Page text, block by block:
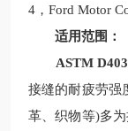
4，Ford Motor
适用范围：
ASTM
接缝的耐疲劳强
革、织物等)多